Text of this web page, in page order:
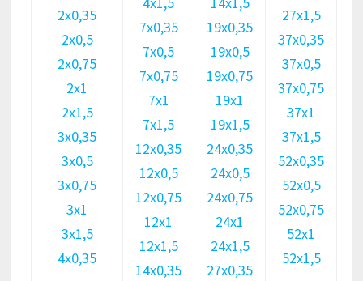
2х0,35
2х0,5
2х0,75
2х1
2х1,5
3х0,35
3х0,5
3х0,75
3х1
3х1,5
4х0,35
7х0,35
7х0,5
7х0,75
7х1
7х1,5
12х0,35
12х0,5
12х0,75
12х1
12х1,5
14х0,35
19х0,35
19х0,5
19х0,75
19х1
19х1,5
24х0,35
24х0,5
24х0,75
24х1
24х1,5
27х0,35
27х1,5
37х0,35
37х0,5
37х0,75
37х1
37х1,5
52х0,35
52х0,5
52х0,75
52х1
52х1,5